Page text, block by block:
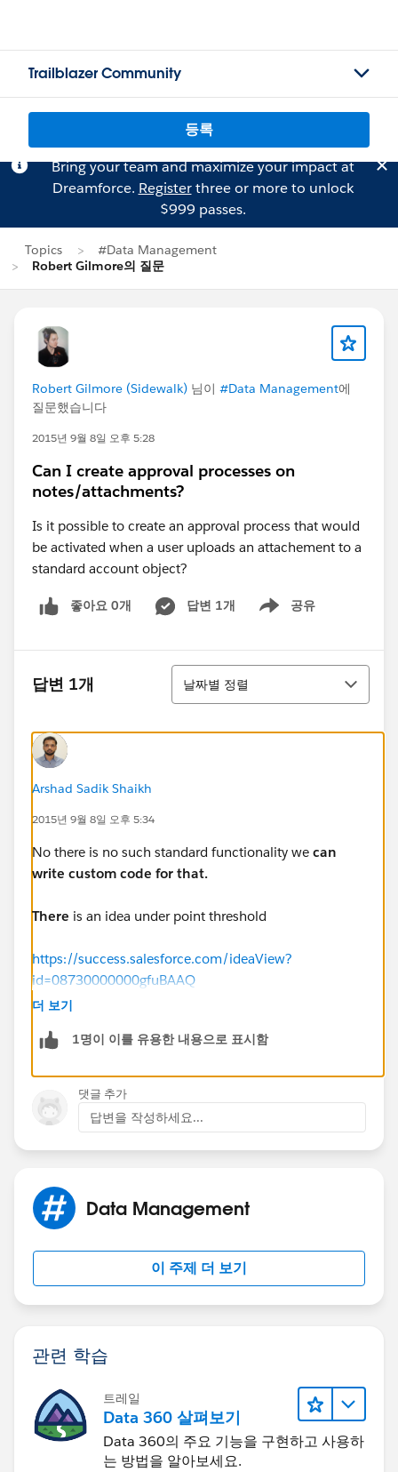
Trailblazer Community
등록
Bring your team and maximize your impact at
Dreamforce. Registerthree or more to unlock
$999 passes.
Topics
#Data Management
Robert Gilmore의 질문
Robert Gilmore (Sidewalk) 님이 #Data Management에
질문했습니다
2015년 9월 8일 오후 5:28
Can I create approval processes on
notes/attachments?
Is it possible to create an approval process that would
be activated when a user uploads an attachement to a
standard account object?
좋아요 0개 답변 1개 공유
Show menu
답변 1개
정렬
날짜별 정렬
Arshad Sadik Shaikh
2015년 9월 8일 오후 5:34
No there is no such standard functionality we can
write custom code for that.
There is an idea under point threshold
https://success.salesforce.com/ideaView?
id=08730000000gfuBAAQ
더 보기
1명이 이를 유용한 내용으로 표시함
댓글 추가
답변을 작성하세요...
Data Management
이 주제 더 보기
관련 학습
트레일
Data 360 살펴보기
Data 360의 주요 기능을 구현하고 사용하
는 방법을 알아보세요.